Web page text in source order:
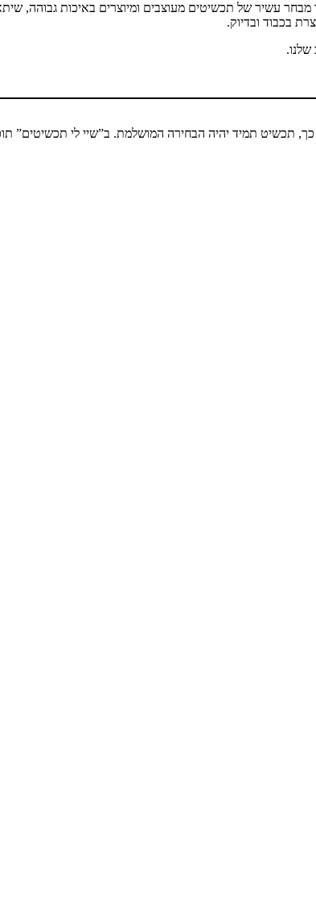
עשיר של תכשיטים מעוצבים ומיוצרים באיכות גבוהה,
בכבוד ובדיוק.
תמיד יהיה הבחירה המושלמת. ב”שיי לי תכשיטים”